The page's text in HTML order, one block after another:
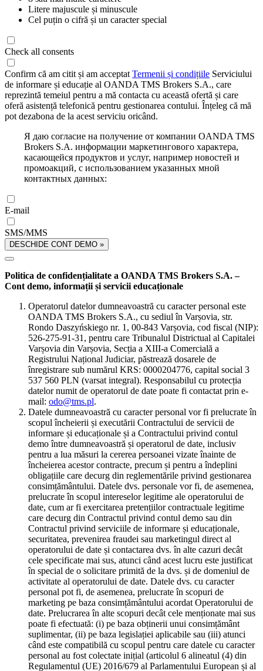
Litere majuscule și minuscule
Cel puțin o cifră și un caracter special
Check all consents
Confirm că am citit și am acceptat Termenii și condițiile Serviciului
de informare și educație al OANDA TMS Brokers S.A., care
reprezintă temeiul pentru a mă contacta cu această ofertă și care
oferă asistență telefonică pentru gestionarea contului. Înțeleg că mă
pot dezabona de la acest serviciu oricând.
Я даю согласие на получение от компании OANDA TMS
Brokers S.A. информации маркетингового характера,
касающейся продуктов и услуг, например новостей и
промоакций, с использованием указанных мной
контактных данных:
E-mail
SMS/MMS
DESCHIDE CONT DEMO »
Politica de confidențialitate a OANDA TMS Brokers S.A. –
Cont demo, informații și servicii educaționale
Operatorul datelor dumneavoastră cu caracter personal este
OANDA TMS Brokers S.A., cu sediul în Varșovia, str.
Rondo Daszyńskiego nr. 1, 00-843 Varșovia, cod fiscal (NIP):
526-275-91-31, pentru care Tribunalul Districtual al Capitalei
Varșovia din Varșovia, Secția a XIII-a Comercială a
Registrului Național Judiciar, păstrează dosarele de
înregistrare sub numărul KRS: 0000204776, capital social 3
537 560 PLN (varsat integral). Responsabilul cu protecția
datelor numit de operatorul de date poate fi contactat prin e-
mail: odo@tms.pl.
Datele dumneavoastră cu caracter personal vor fi prelucrate în
scopul încheierii și executării Contractului de servicii de
informare și educaționale și a Contractului privind contul
demo între dumneavoastră și operatorul de date, inclusiv
pentru a lua măsuri la cererea persoanei vizate înainte de
încheierea acestor contracte, precum și pentru a îndeplini
obligațiile care decurg din reglementările privind gestionarea
consimțământului. Datele dvs. personale vor fi, de asemenea,
prelucrate în scopul intereselor legitime ale operatorului de
date, cum ar fi exercitarea pretențiilor contractuale legitime
care decurg din Contractul privind contul demo sau din
Contractul privind serviciile de informare și educaționale,
securitatea, prevenirea fraudei sau marketingul direct al
operatorului de date și contactarea dvs. în alte cazuri decât
cele specificate mai sus, atunci când acest lucru este justificat
în special de o solicitare primită de la dvs. și de domeniul de
activitate al operatorului de date. Datele dvs. cu caracter
personal pot fi, de asemenea, prelucrate în scopuri de
marketing pe baza consimțământului acordat Operatorului de
date. Prelucrarea în alte scopuri decât cele menționate mai sus
poate fi efectuată: (i) pe baza obținerii unui consimțământ
suplimentar, (ii) pe baza legislației aplicabile sau (iii) atunci
când este compatibilă cu scopul pentru care datele cu caracter
personal au fost colectate inițial (articolul 6 alineatul (4) din
Regulamentul (UE) 2016/679 al Parlamentului European și al